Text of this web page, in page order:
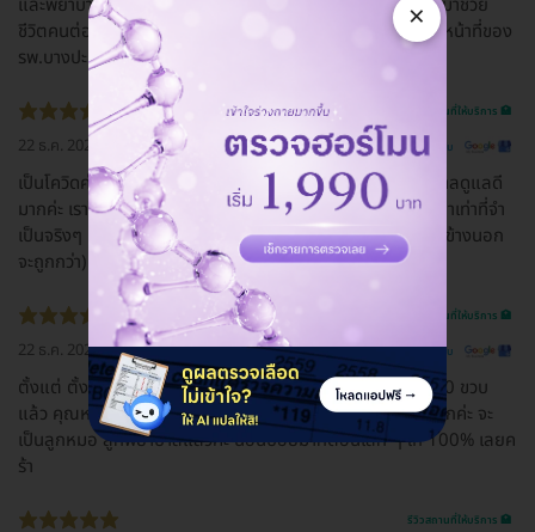
ชีวิตคนต่อแล้ว ขอขอบคุณทีมแพทย์และพยาบาลตลอดจนเจ้าหน้าที่ของ
รพ.บางปะกอก1ทุกท่าน
รีวิวสถานที่ให้บริการ 🏥
22 ธ.ค. 2022 ดูรีวิวต้นฉบับ
เป็นโควิดค่ะ ไปตรวจมา รอยานานนิดนึง แต่คุณหมอคุณพยาบาลดูแลดี
มากค่ะ เราไม่มีประกันสังคม คุณหมอก็พยายามช่วยเต็มที่ จ่ายยาเท่าที่จำ
เป็นจริงๆ แล้วก็แนะนำเพิ่มเติมให้ไปซื้อยาสามัญตัวอื่นๆ (ถ้าซื้อข้างนอก
จะถูกกว่า) แล้วก็แนะนำวิธีกินให้ด้วยเลย
รีวิวสถานที่ให้บริการ 🏥
22 ธ.ค. 2022 ดูรีวิวต้นฉบับ
ตั้งแต่ ตั้งท้อง ฝากท้อง จนตอนนี้ ลูกชาย + ลูกสาว 12 กับ 10 ขวบ
แล้ว คุณหมอน่ารักใจดี ทั้งคุณหมอที่ฝากครรภ์ และคุณหมอเด็กค่ะ จะ
เป็นลูกหมอ ลูกพยาบาลแล้วค่ะ นอนบ่อยมากตอนเล็ก ๆ ให้ 100% เลยค
ร้า
รีวิวสถานที่ให้บริการ 🏥
×